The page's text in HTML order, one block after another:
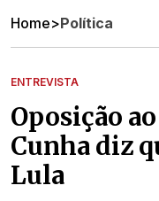
Home>Política
ENTREVISTA
Oposição
Cunha diz
Lula